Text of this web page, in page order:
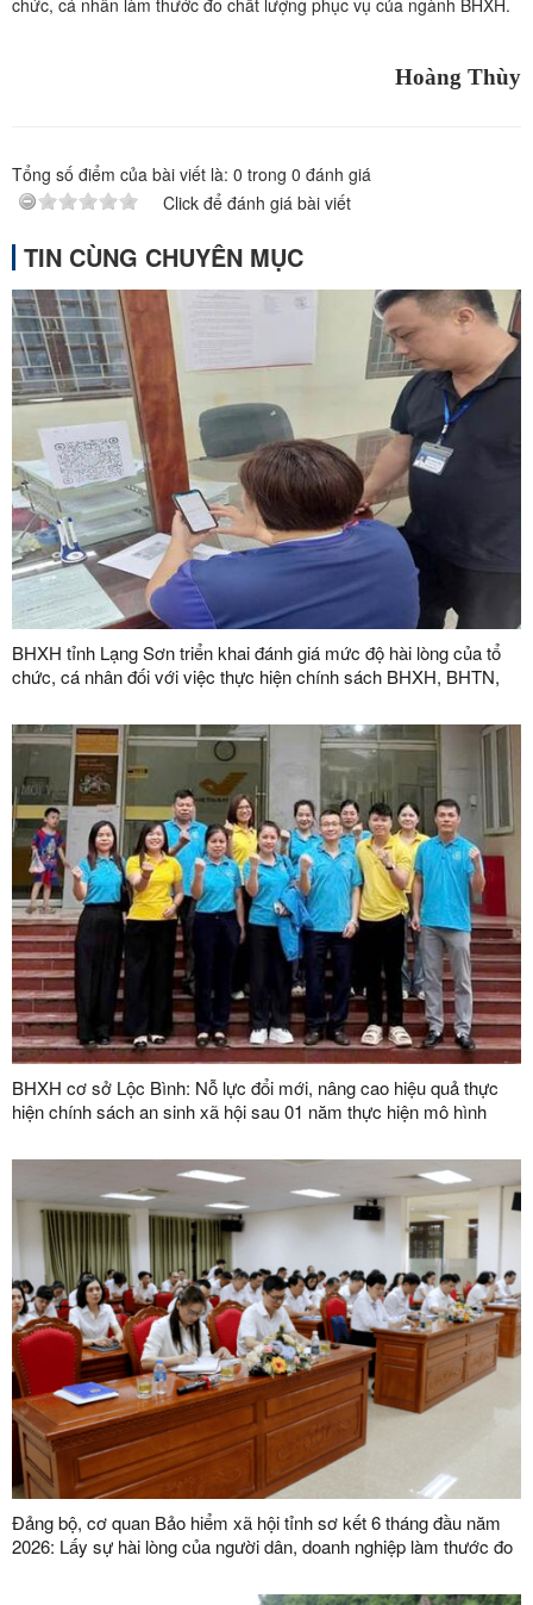
chức, cá nhân làm thước đo chất lượng phục vụ của ngành BHXH.
Hoàng Thùy
Tổng số điểm của bài viết là: 0 trong 0 đánh giá
Click để đánh giá bài viết
TIN CÙNG CHUYÊN MỤC
BHXH tỉnh Lạng Sơn triển khai đánh giá mức độ hài lòng của tổ
chức, cá nhân đối với việc thực hiện chính sách BHXH, BHTN,
BHXH cơ sở Lộc Bình: Nỗ lực đổi mới, nâng cao hiệu quả thực
hiện chính sách an sinh xã hội sau 01 năm thực hiện mô hình
Đảng bộ, cơ quan Bảo hiểm xã hội tỉnh sơ kết 6 tháng đầu năm
2026: Lấy sự hài lòng của người dân, doanh nghiệp làm thước đo